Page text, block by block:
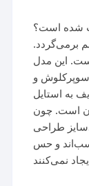
شده است؟
برمی‌گردد.
این مدل
سوپرکلوش و
به استایل
آن است. چون
طراحی
و حس